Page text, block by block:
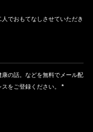
でおもてなしさせていただき
の話。などを無料でメール配
をご登録ください。 *